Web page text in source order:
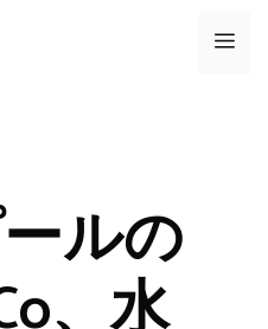
メ
ルの